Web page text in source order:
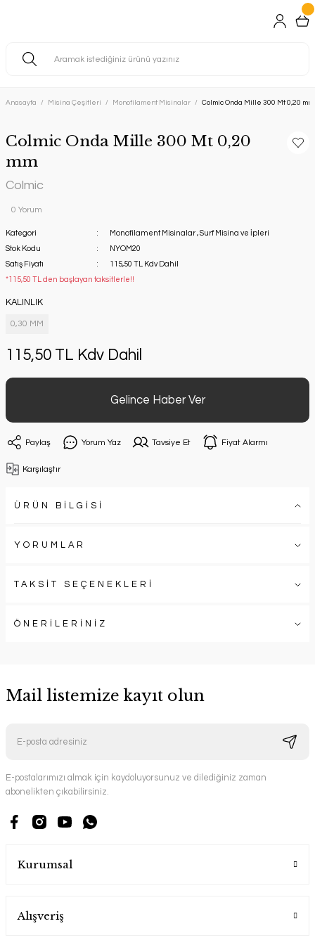
Anasayfa Misina Çeşitleri Monofilament Misinalar Colmic Onda Mille 300 Mt 0,20 mm
Colmic Onda Mille 300 Mt 0,20
mm
Colmic
0 Yorum
Kategori Monofilament Misinalar ,Surf Misina ve İpleri
Stok Kodu
NYOM20
Satış Fiyatı
115,50 TL Kdv Dahil
*115,50 TL den başlayan taksitlerle!!
KALINLIK
0,30 MM
115,50 TL Kdv Dahil
Gelince Haber Ver
Paylaş Yorum Yaz Tavsiye Et Fiyat Alarmı
Karşılaştır
ÜRÜN BİLGİSİ
YORUMLAR
TAKSİT SEÇENEKLERİ
ÖNERİLERİNİZ
Mail listemize kayıt olun
E-postalarımızı almak için kaydoluyorsunuz ve dilediğiniz zaman
abonelikten çıkabilirsiniz.
Kurumsal
Alışveriş